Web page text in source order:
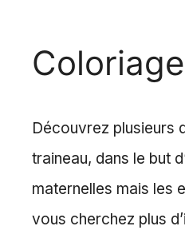
Découvrez plusieurs
traineau, dans le but
maternelles mais les
vous cherchez plus